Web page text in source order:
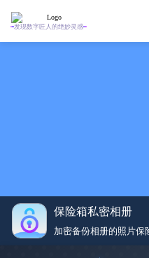
发现数字匠人的绝妙灵感
保险箱私密相册